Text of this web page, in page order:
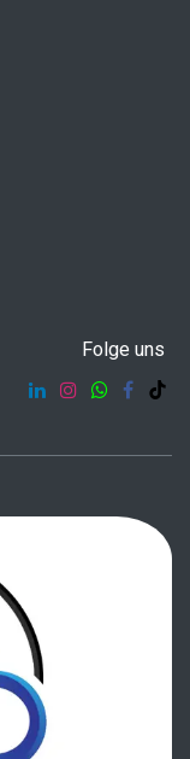
Folge uns